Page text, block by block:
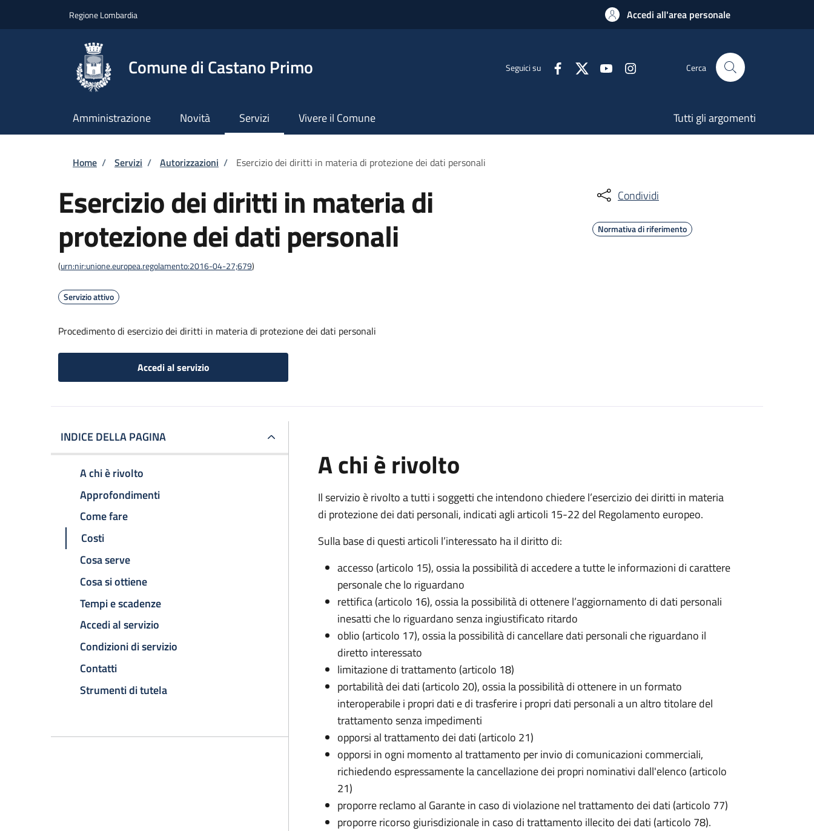
Regione Lombardia Accedi all'area personale
Comune di Castano Primo Seguici su Cerca
Amministrazione Novità Servizi Vivere il Comune Tutti gli argomenti
Briciole di pane
Home / Servizi / Autorizzazioni / Esercizio dei diritti in materia di protezione dei dati personali
Esercizio dei diritti in materia di
protezione dei dati personali
(urn:nir:unione.europea.regolamento:2016-04-27;679)
Servizio attivo
Procedimento di esercizio dei diritti in materia di protezione dei dati personali
Accedi al servizio
Condividi
Normativa di riferimento
INDICE DELLA PAGINA
A chi è rivolto
Approfondimenti
Come fare
Costi
Cosa serve
Cosa si ottiene
Tempi e scadenze
Accedi al servizio
Condizioni di servizio
Contatti
Strumenti di tutela
A chi è rivolto
Il servizio è rivolto a tutti i soggetti che intendono chiedere l’esercizio dei diritti in materia
di protezione dei dati personali, indicati agli articoli 15-22 del Regolamento europeo.
Sulla base di questi articoli l’interessato ha il diritto di:
accesso (articolo 15), ossia la possibilità di accedere a tutte le informazioni di carattere
personale che lo riguardano
rettifica (articolo 16), ossia la possibilità di ottenere l’aggiornamento di dati personali
inesatti che lo riguardano senza ingiustificato ritardo
oblio (articolo 17), ossia la possibilità di cancellare dati personali che riguardano il
diretto interessato
limitazione di trattamento (articolo 18)
portabilità dei dati (articolo 20), ossia la possibilità di ottenere in un formato
interoperabile i propri dati e di trasferire i propri dati personali a un altro titolare del
trattamento senza impedimenti
opporsi al trattamento dei dati (articolo 21)
opporsi in ogni momento al trattamento per invio di comunicazioni commerciali,
richiedendo espressamente la cancellazione dei propri nominativi dall'elenco (articolo
21)
proporre reclamo al Garante in caso di violazione nel trattamento dei dati (articolo 77)
proporre ricorso giurisdizionale in caso di trattamento illecito dei dati (articolo 78).